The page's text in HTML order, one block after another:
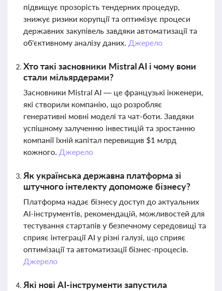
підвищує прозорість тендерних процедур,
знижує ризики корупції та оптимізує процеси
державних закупівель завдяки автоматизації та
об'єктивному аналізу даних. Джерело
Хто такі засновники Mistral AI і чому вони
стали мільярдерами?
Засновники Mistral AI — це французькі інженери,
які створили компанію, що розробляє
генеративні мовні моделі та чат-боти. Завдяки
успішному залученню інвестицій та зростанню
компанії їхній капітал перевищив $1 млрд
кожного. Джерело
Як українська державна платформа зі
штучного інтелекту допоможе бізнесу?
Платформа надає бізнесу доступ до актуальних
AI-інструментів, рекомендацій, можливостей для
тестування стартапів у безпечному середовищі та
сприяє інтеграції AI у різні галузі, що сприяє
оптимізації та автоматизації бізнес-процесів.
Джерело
Які нові AI-інструменти запустила